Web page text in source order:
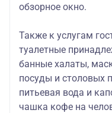
обзорное окно.
Также к услугам
туалетные
банные халаты,
посуды и столовых
питьевая вода и
чашка кофе на